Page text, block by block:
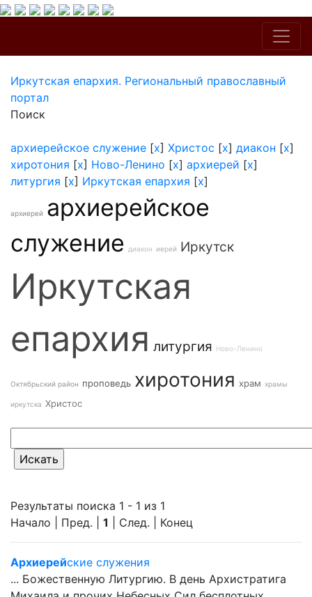
Иркутская епархия. Региональный православный
портал
Поиск
архиерейское служение [x] Христос [x] диакон [x]
хиротония [x] Ново-Ленино [x] архиерей [x]
литургия [x] Иркутская епархия [x]
архиерей архиерейское
служение
диакон иерей Иркутск
Иркутская
епархия литургия Ново-Ленино
Октябрьский район проповедь хиротония храм храмы
иркутска Христос
Результаты поиска 1 - 1 из 1
Начало | Пред. | 1 | След. | Конец
Архиерейские служения
... Божественную Литургию. В день Архистратига